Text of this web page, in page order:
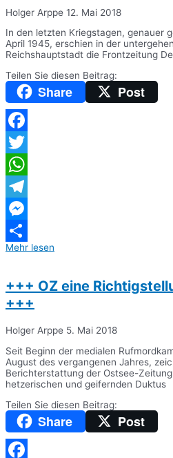
Holger Arppe 12. Mai 2018
In den letzten Kriegstagen, genauer
April 1945, erschien in der
Reichshauptstadt die Frontzeitung
Teilen Sie diesen Beitrag:
Share Post
Facebook
Twitter
WhatsApp
Telegram
Messenger
Teilen
Mehr lesen
+++ OZ eine
+++
Holger Arppe 5. Mai 2018
Seit Beginn der medialen
August des vergangenen Jahres,
Berichterstattung der Ostsee-
hetzerischen und geifernden Duktus
Teilen Sie diesen Beitrag:
Share Post